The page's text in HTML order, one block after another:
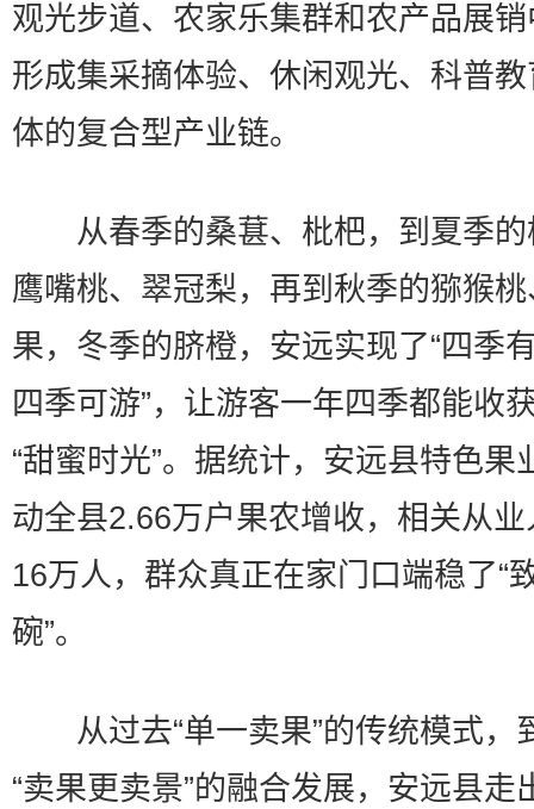
观光步道、农家乐集群和农产品展
形成集采摘体验、休闲观光、科普
体的复合型产业链。
从春季的桑葚、枇杷，到夏季的
鹰嘴桃、翠冠梨，再到秋季的猕猴
果，冬季的脐橙，安远实现了“四季
四季可游”，让游客一年四季都能收
“甜蜜时光”。据统计，安远县特色果
动全县2.66万户果农增收，相关从
16万人，群众真正在家门口端稳了“
碗”。
从过去“单一卖果”的传统模式，
“卖果更卖景”的融合发展，安远县走